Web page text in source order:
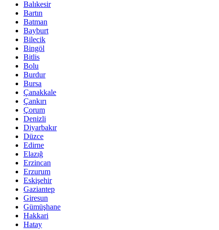
Balıkesir
Bartın
Batman
Bayburt
Bilecik
Bingöl
Bitlis
Bolu
Burdur
Bursa
Çanakkale
Çankırı
Çorum
Denizli
Diyarbakır
Düzce
Edirne
Elazığ
Erzincan
Erzurum
Eskişehir
Gaziantep
Giresun
Gümüşhane
Hakkari
Hatay